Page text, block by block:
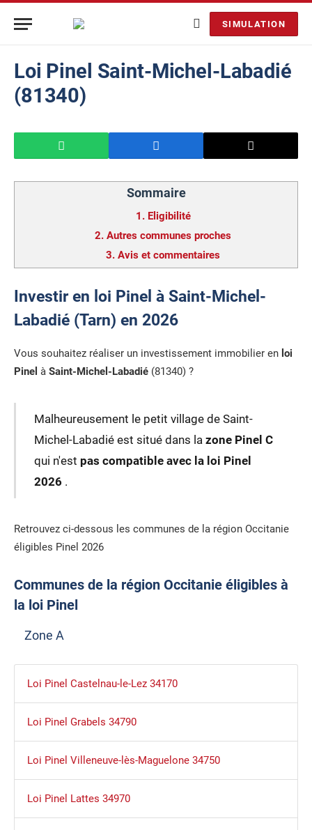
SIMULATION
Loi Pinel Saint-Michel-Labadié
(81340)
Sommaire
1. Eligibilité
2. Autres communes proches
3. Avis et commentaires
Investir en loi Pinel à Saint-Michel-
Labadié (Tarn) en 2026
Vous souhaitez réaliser un investissement immobilier en loi
Pinel à Saint-Michel-Labadié (81340) ?
Malheureusement le petit village de Saint-
Michel-Labadié est situé dans la zone Pinel C
qui n'est pas compatible avec la loi Pinel
2026 .
Retrouvez ci-dessous les communes de la région Occitanie
éligibles Pinel 2026
Communes de la région Occitanie éligibles à
la loi Pinel
Zone A
Loi Pinel Castelnau-le-Lez 34170
Loi Pinel Grabels 34790
Loi Pinel Villeneuve-lès-Maguelone 34750
Loi Pinel Lattes 34970